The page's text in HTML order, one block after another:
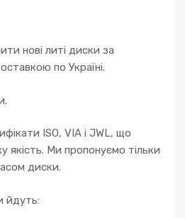
нові литі диски за
по Україні.
ISO, VIA і JWL, що
якість. Ми пропонуємо тільки
диски.
йдуть: